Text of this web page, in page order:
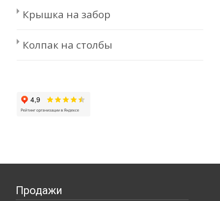
Крышка на забор
Колпак на столбы
Продажи